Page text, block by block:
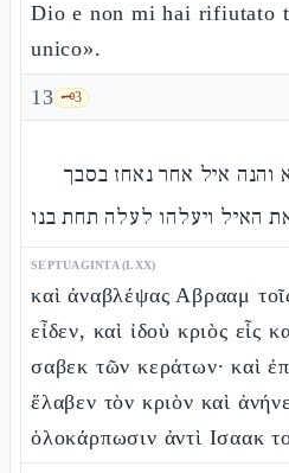
Dio e non mi hai rifiutato
unico».
13 🗝️3
והנה איל אחר נאחז בסבך
האיל ויעלהו לעלה תחת בנו
SEPTUAGINTA (LXX)
καὶ ἀναβλέψας Αβρααμ
εἶδεν, καὶ ἰδοὺ κριὸς εἷς
σαβεκ τῶν κεράτων· καὶ
ἔλαβεν τὸν κριὸν καὶ
ὁλοκάρπωσιν ἀντὶ Ισαακ